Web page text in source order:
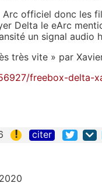
officiel donc les
Delta le eArc
un signal audio
très vite » par
freebox-delta-
! citer